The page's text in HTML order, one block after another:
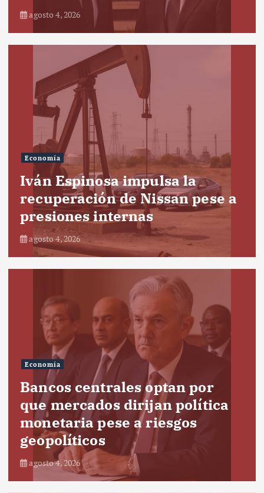
agosto 4, 2026
Economía
Iván Espinosa impulsa la
recuperación de Nissan pese a
presiones internas
agosto 4, 2026
Economía
Bancos centrales optan por
que mercados dirijan política
monetaria pese a riesgos
geopolíticos
agosto 4, 2026